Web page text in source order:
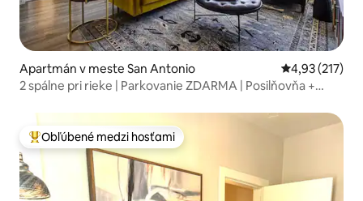
Apartmán v meste San Antonio Priemerné
4,93 (217)
2 spálne pri rieke | Parkovanie ZDARMA | Posilňovňa +
Najobľúbenejšie medzi hosťami
Obľúbené medzi hosťami